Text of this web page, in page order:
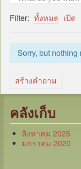
แผน
ภารกิจ/กิจกร
หน่วยตรวจสอ
กระดานถาม-ต
ITA
Filter: ทั้งหมด เปิด
Sorry, but
สร้างคำถาม
คลังเก็บ
สิงหาคม 2025
มกราคม 2020